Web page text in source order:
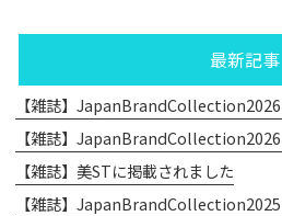
最新記事
【雑誌】
【雑誌】
【雑誌】美STに掲載されました
【雑誌】